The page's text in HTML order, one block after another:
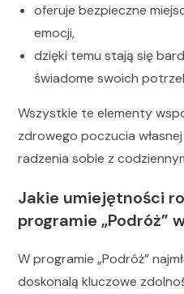
oferuje bezpieczne
emocji,
dzięki temu stają się
świadome swoich
Wszystkie te elementy
zdrowego poczucia
radzenia sobie z
Jakie umiejętności
programie „Podróż”
W programie „Podróż”
doskonalą kluczowe